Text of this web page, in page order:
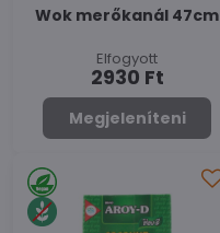
Wok merőkanál 47cm
Elfogyott
2930 Ft
Megjeleníteni